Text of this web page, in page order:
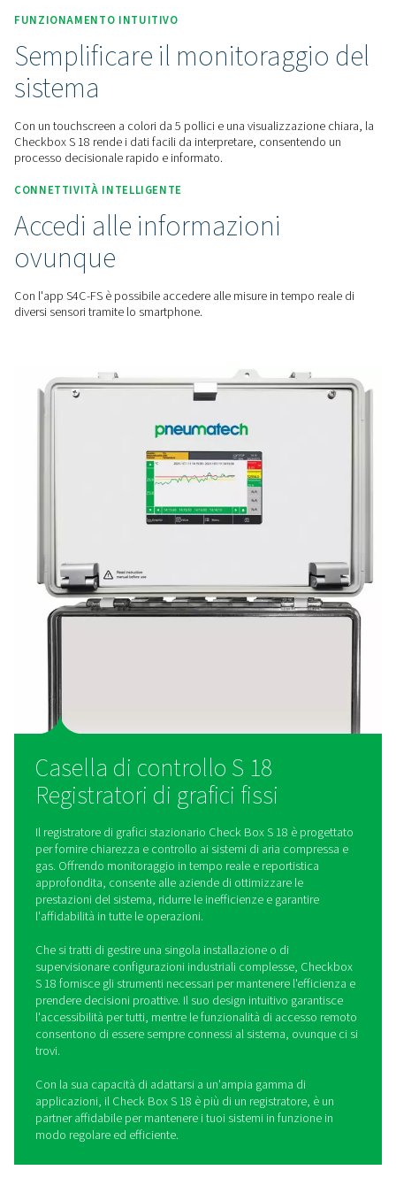
VISIONE GENERALE
Monitoraggio di più
La Check Box S 18 si collega a un massimo di 18 sensori,
parametri chiave come flusso, pressione e consumo
fornire una visione completa delle prestazioni del sistema.
FUNZIONAMENTO INTUITIVO
Semplificare il
Con un touchscreen a colori da 5 pollici e una
Checkbox S 18 rende i dati facili da interpretare,
processo decisionale rapido e informato.
CONNETTIVITÀ INTELLIGENTE
Accedi alle informazioni
ovunque
Con l'app S4C-FS è possibile accedere alle misure in
diversi sensori tramite lo smartphone.